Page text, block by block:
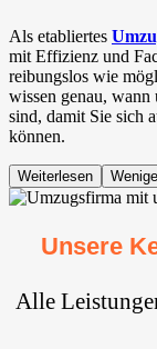
Als etabliertes
mit Effizienz und
reibungslos wie
wissen genau,
sind, damit Sie sich
können.
Weiterlesen
Unsere
Alle